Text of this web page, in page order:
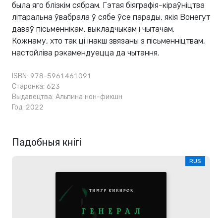
была яго блізкім сябрам. Гэтая біяграфія-кіраўніцтва
літаральна ўвабрала ў сябе ўсе парады, якія Вонегут
даваў пісьменнікам, выкладчыкам і чытачам.
Кожнаму, хто так ці інакш звязаны з пісьменніцтвам,
настойліва рэкамендуецца да чытання.
ISBN: 978-5961461091
Старонка: 623
Выдавецтва: Альпина нон-фикшн
Год: 2022
Падобныя кнігі
RUS